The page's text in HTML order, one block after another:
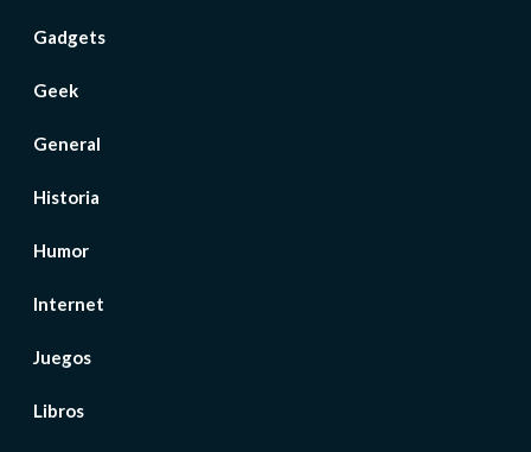
Gadgets
Geek
General
Historia
Humor
Internet
Juegos
Libros